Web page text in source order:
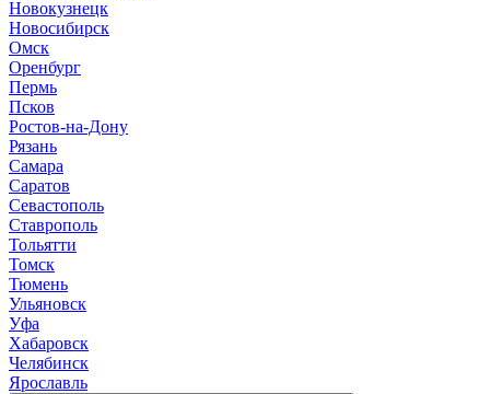
Новокузнецк
Новосибирск
Омск
Оренбург
Пермь
Псков
Ростов-на-Дону
Рязань
Самара
Саратов
Севастополь
Ставрополь
Тольятти
Томск
Тюмень
Ульяновск
Уфа
Хабаровск
Челябинск
Ярославль